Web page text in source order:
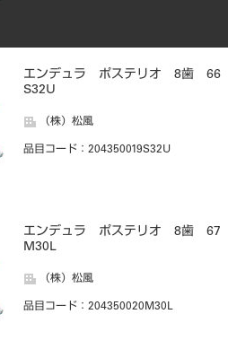
エンデュラ ポステリオ 8歯 66
S32U
（株）松風
品目コード ：204350019S32U
エンデュラ ポステリオ 8歯 67
M30L
（株）松風
品目コード ：204350020M30L